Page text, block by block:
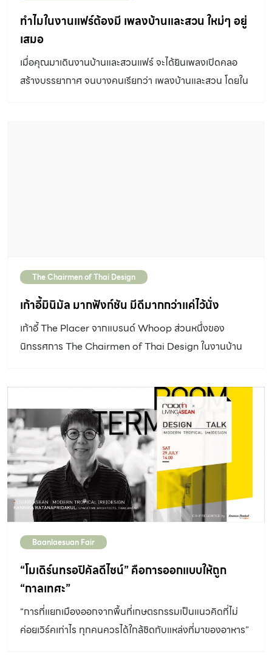
ทำไมในงานแฟร์ต้องมี เพลงบ้านและสวน ใหม่ๆ อยู่
เสมอ
เมื่อคุณมาเดินงานบ้านและสวนแฟร์ จะได้ยินเพลงเปิดคลอ
สร้างบรรยากาศ จนบางคนเรียกว่า เพลงบ้านและสวน โดยใน
ร้องโดย คุณบอย-ตรัย ภูมิรัตน ในปี 2016 เพลงเวอร์ชันที่ 2
ทำในปี 2019 ใช้ชื่อตรงๆ เลยว่า “บ้านและสวน” แต่งโดย […]
The Chairmen of Thai Design
เก้าอี้มินิมัล มากฟังก์ชัน มีดีมากกว่าแค่ไว้นั่ง
เก้าอี้ The Placer จากแบรนด์ Whoop ส่วนหนึ่งของ
นิทรรศการ The Chairmen of Thai Design ในงานบ้าน
Baanlaesuan Fair
“โมเดิร์นทรอปิคัลดีไซน์” คือการออกแบบให้ถูก
“กาลเทศะ”
“การที่แยกเมืองออกจากพื้นที่เกษตรกรรมเป็นแนวคิดที่ไม่
ค่อยเวิร์คเท่าไร ทุกคนควรได้ใกล้ชิดกับแหล่งที่มาของอาหาร”